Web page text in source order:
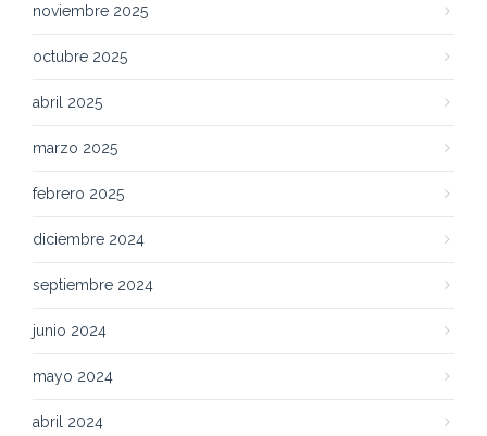
noviembre 2025
octubre 2025
abril 2025
marzo 2025
febrero 2025
diciembre 2024
septiembre 2024
junio 2024
mayo 2024
abril 2024